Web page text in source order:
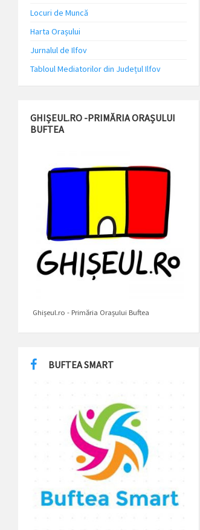
Locuri de Muncă
Harta Orașului
Jurnalul de Ilfov
Tabloul Mediatorilor din Județul Ilfov
GHIȘEUL.RO -PRIMĂRIA ORAȘULUI
BUFTEA
Ghișeul.ro - Primăria Orașului Buftea
BUFTEA SMART